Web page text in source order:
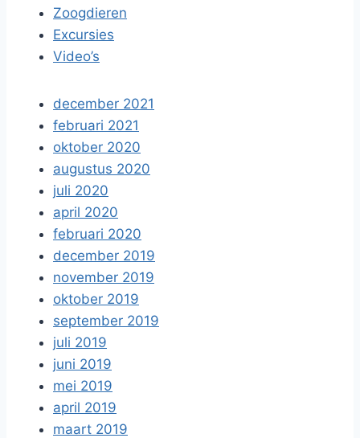
Zoogdieren
Excursies
Video’s
december 2021
februari 2021
oktober 2020
augustus 2020
juli 2020
april 2020
februari 2020
december 2019
november 2019
oktober 2019
september 2019
juli 2019
juni 2019
mei 2019
april 2019
maart 2019